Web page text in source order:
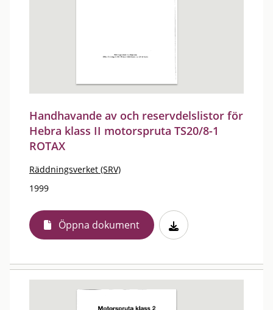
Handhavande av och reservdelslistor för
Hebra klass II motorspruta TS20/8-1
ROTAX
Räddningsverket (SRV)
1999
Öppna dokument